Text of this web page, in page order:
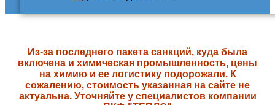
Из-за последнего пакета санкций, куда была
включена и химическая промышленность, цены
на химию и ее логистику подорожали. К
сожалению, стоимость указанная на сайте не
актуальна. Уточняйте у специалистов компании